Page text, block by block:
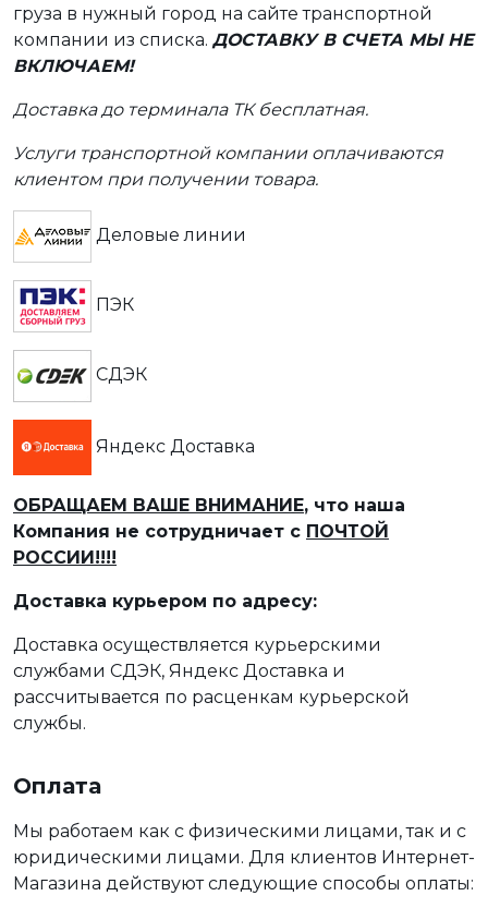
груза в нужный город на сайте транспортной
компании из списка. ДОСТАВКУ В СЧЕТА МЫ НЕ
ВКЛЮЧАЕМ!
Доставка до терминала ТК бесплатная.
Услуги транспортной компании оплачиваются
клиентом при получении товара.
Деловые линии
ПЭК
СДЭК
Яндекс Доставка
ОБРАЩАЕМ ВАШЕ ВНИМАНИЕ, что наша
Компания не сотрудничает с ПОЧТОЙ
РОССИИ!!!!
Доставка курьером по адресу:
Доставка осуществляется курьерскими
службами СДЭК, Яндекс Доставка и
рассчитывается по расценкам курьерской
службы.
Оплата
Мы работаем как с физическими лицами, так и с
юридическими лицами. Для клиентов Интернет-
Магазина действуют следующие способы оплаты: